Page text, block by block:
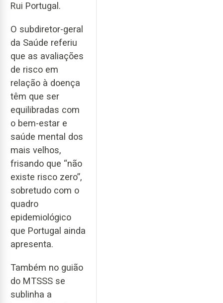
Rui Portugal.
O subdiretor-geral
da Saúde referiu
que as avaliações
de risco em
relação à doença
têm que ser
equilibradas com
o bem-estar e
saúde mental dos
mais velhos,
frisando que “não
existe risco zero”,
sobretudo com o
quadro
epidemiológico
que Portugal ainda
apresenta.
Também no guião
do MTSSS se
sublinha a